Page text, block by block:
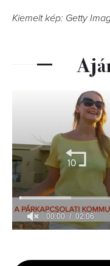
Kiemelt kép: Getty
00:01 02:06